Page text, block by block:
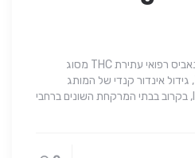
טיקי ריין Tiki Rain תפרחת קנאביס רפואי עתירת THC מסוג
סאטיבה בקטגוריית T20/C4, גידול אינדור קנדי של המותג
Wagners, יבוא של חברת IMC, בקרוב בבתי המרקחת השונים ברחבי